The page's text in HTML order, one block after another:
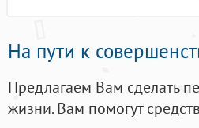
На пути к
Предлагаем Вам сделать
жизни. Вам помогут